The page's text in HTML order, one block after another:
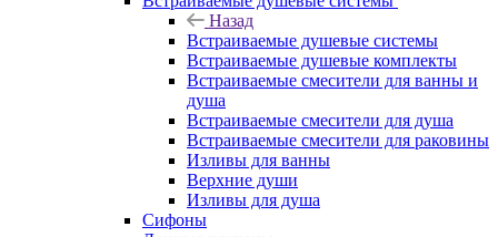
Назад
Встраиваемые душевые системы
Встраиваемые душевые комплекты
Встраиваемые смесители для ванны и
душа
Встраиваемые смесители для душа
Встраиваемые смесители для раковины
Изливы для ванны
Верхние души
Изливы для душа
Сифоны